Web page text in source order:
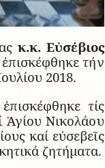
κ.κ. Εὐσέβιος
τήν
2018.
τίς
Ἁγίου Νικολάου
καί εὐσεβεῖς
ζητήματα.